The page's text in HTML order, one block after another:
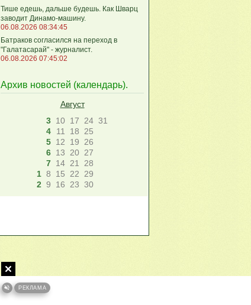
Тише едешь, дальше будешь. Как Шварц
заводит Динамо-машину.
06.08.2026 08:34:45
Батраков согласился на переход в
"Галатасарай" - журналист.
06.08.2026 07:45:02
Архив новостей (календарь).
Август
3 10 17 24 31
4
11 18
25
5 12 19
26
6 13 20 27
7 14 21
28
1 8 15 22
29
2 9 16 23 30
РЕКЛАМА